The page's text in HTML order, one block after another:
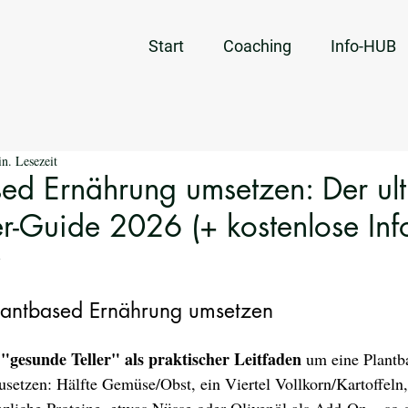
Start Coaching Info-HUB
Ernährung umsetzen: Der
Guide 2026 (+ kostenlose
Lesezeit
Ernährung umsetzen
Teller" als praktischer Leitfaden um eine
Hälfte Gemüse/Obst, ein Viertel Vollkorn/